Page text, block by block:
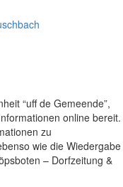
“uff de Gemeende”,
online bereit.
zu
wie die Wiedergabe
– Dorfzeitung &